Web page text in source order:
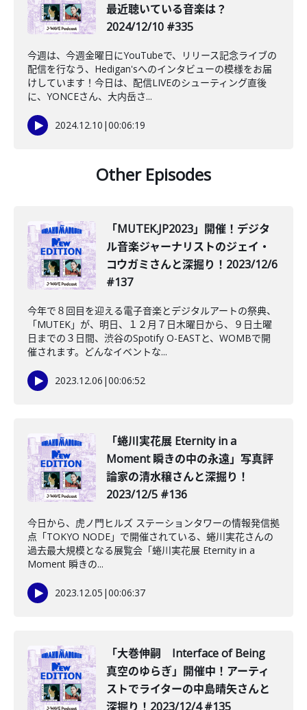
最近聴いている音楽は？
2024/12/10 #335
今週は、今週金曜日にYouTubeで、リリース記念ライブの
配信を行なう、Hedigan'sへのインタビューの模様をお届
けしています！今日は、配信LIVEのシューティング直後
に、YONCEさん、大内岳さ...
2024.12.10 |00:06:19
Other Episodes
「MUTEK.JP2023」開催！デジタ
ル音楽ジャーナリストのジェイ・
コウガミさんと深掘り！2023/12/6
#137
今年で８回目を迎える電子音楽とデジタルアートの祭典、
「MUTEK」が、明日、１２月７日木曜日から、９日土曜
日までの３日間、渋谷のSpotify O-EASTと、WOMBで開
催されます。どんなイベントな...
2023.12.06 |00:06:52
️「蜷川実花展 Eternity in a
Moment 瞬きの中の永遠」写真評
論家の清水穣さんと深掘り！
2023/12/5 #136
今日から、虎ノ門ヒルズ ステーションタワーの情報発信拠
点「TOKYO NODE」で開催されている、蜷川実花さんの
過去最大規模となる展覧会️「蜷川実花展 Eternity in a
Moment 瞬きの...
2023.12.05 |00:06:37
「大巻伸嗣 Interface of Being
真空のゆらぎ」開催中！アーティ
ストでライターの中島晴矢さんと
深掘り！2023/12/4 #135